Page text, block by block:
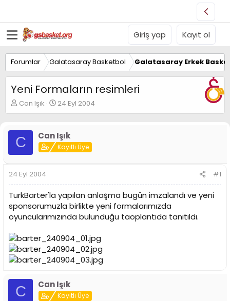
Giriş yap Kayıt ol
Forumlar Galatasaray Basketbol Galatasaray Erkek
Yeni Formaların resimleri
K
o
u
y
u
B
a
ş
l
a
t
a
n
Can Işık
B
a
l
a
n
ı
t
a
r
i
h
24 Eyl 2004
C Can Işık
Kayıtlı Üye
24 Eyl 2004 #1
TurkBarter'la yapılan anlaşma bugün imzalandı ve yeni
sponsorumuzla birlikte yeni formalarımızda
oyuncularımızında bulunduğu taoplantıda tanıtıldı.
C Can Işık
Kayıtlı Üye